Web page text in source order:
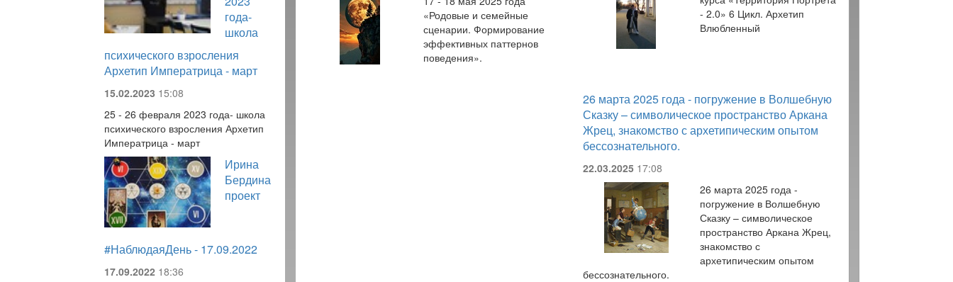
года-
школа
психического взросления
Архетип Императрица - март
15.02.2023 15:08
25 - 26 февраля 2023 года- школа
психического взросления Архетип
Императрица - март
Ирина
Бердина
проект
#НаблюдаяДень - 17.09.2022
17.09.2022 18:36
«Родовые и семейные
сценарии. Формирование
эффективных паттернов
поведения».
- 2.0» 6 Цикл. Архетип
Влюбленный
26 марта 2025 года - погружение в Волшебную
Сказку – символическое пространство Аркана
Жрец, знакомство с архетипическим опытом
бессознательного.
22.03.2025 17:08
26 марта 2025 года -
погружение в Волшебную
Сказку – символическое
пространство Аркана Жрец,
знакомство с
архетипическим опытом
бессознательного.